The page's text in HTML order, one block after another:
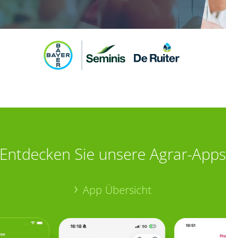
Entdecken Sie unsere Agrar-Apps
App Übersicht